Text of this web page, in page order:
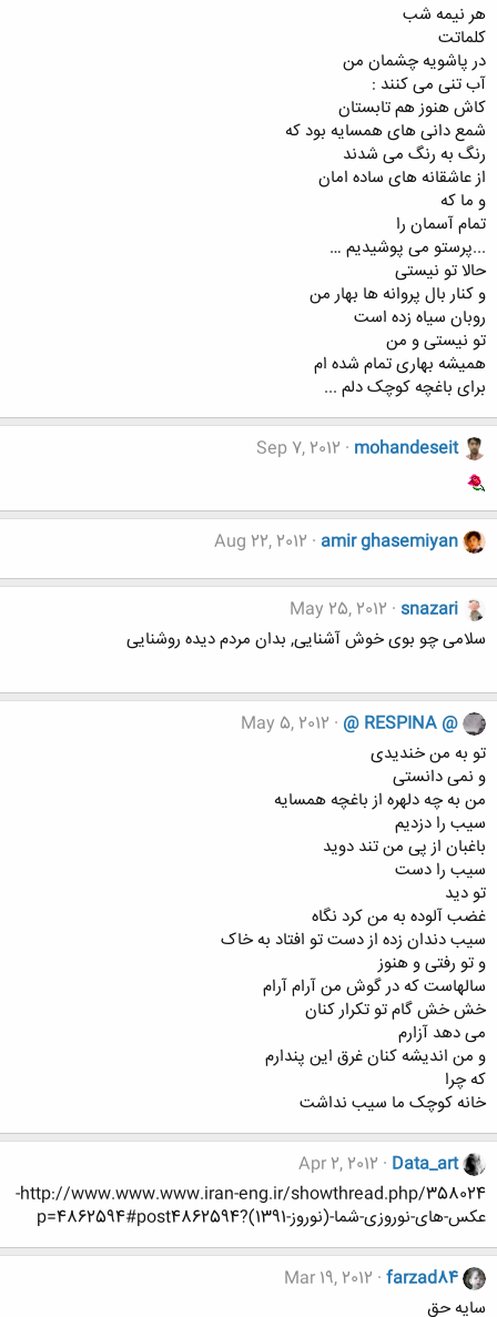
هر نیمه شب
کلماتت
در پاشویه چشمان من
آب تنی می کنند :
کاش هنوز هم تابستان
شمع دانی های همسایه بود که
رنگ به رنگ می شدند
از عاشقانه های ساده امان
و ما که
تمام آسمان را
...پرستو می پوشیدیم …
حالا تو نیستی
و کنار بال پروانه ها بهار من
روبان سیاه زده است
تو نیستی و من
همیشه بهاری تمام شده ام
برای باغچه کوچک دلم ...
mohandeseit
Sep 7, 2012
amir ghasemiyan
Aug 22, 2012
snazari
May 25, 2012
سلامی چو بوی خوش آشنایی, بدان مردم دیده روشنایی
@ RESPINA @
May 5, 2012
تو به من خندیدی
و نمی دانستی
من به چه دلهره از باغچه همسایه
سیب را دزدیم
باغبان از پی من تند دوید
سیب را دست
تو دید
غضب آلوده به من کرد نگاه
سیب دندان زده از دست تو افتاد به خاک
و تو رفتی و هنوز
سالهاست که در گوش من آرام آرام
خش خش گام تو تکرار کنان
می دهد آزارم
و من اندیشه کنان غرق این پندارم
که چرا
خانه کوچک ما سیب نداشت
Data_art
Apr 2, 2012
http://www.www.www.iran-eng.ir/showthread.php/358024-
عکس-های-نوروزی-شما-(نوروز-1391)?p=4862594#post4862594
farzad84
Mar 19, 2012
سايه حق